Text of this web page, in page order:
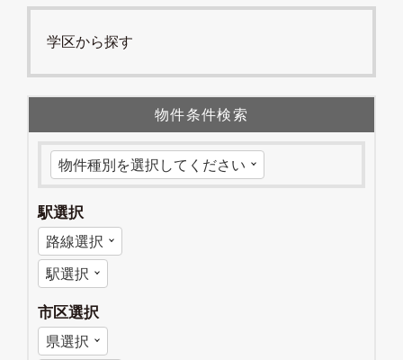
学区から探す
物件条件検索
駅選択
市区選択